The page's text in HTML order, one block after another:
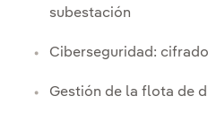
subestación
Ciberseguridad:
Gestión de la flota de